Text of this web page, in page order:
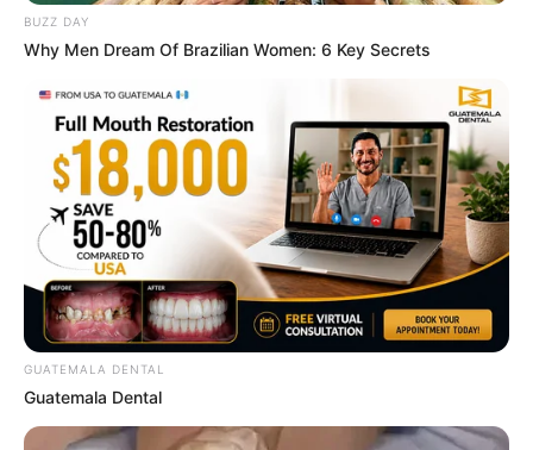
Pfizer's Billion-Dollar Nightmare: Men Ditching
Viagra For This 87¢ Aisle 7 Blue Pill
FRIDAY PLANS
BUZZ DAY
Why Men Dream Of Brazilian Women: 6 Key Secrets
GUATEMALA DENTAL
Guatemala Dental